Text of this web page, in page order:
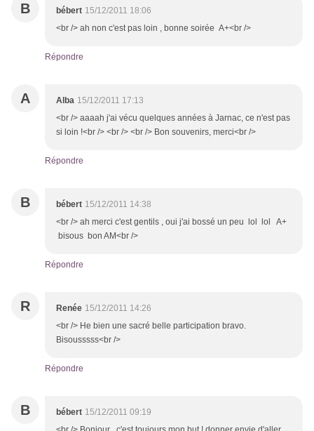
B bébert 15/12/2011 18:06
<br /> ah non c'est pas loin , bonne soirée A+<br />
Répondre
A Alba 15/12/2011 17:13
<br /> aaaah j'ai vécu quelques années à Jarnac, ce n'est pas
si loin !<br /> <br /> <br /> Bon souvenirs, merci<br />
Répondre
B bébert 15/12/2011 14:38
<br /> ah merci c'est gentils , oui j'ai bossé un peu lol lol A+
bisous bon AM<br />
Répondre
R Renée 15/12/2011 14:26
<br /> He bien une sacré belle participation bravo.
Bisousssss<br />
Répondre
B bébert 15/12/2011 09:19